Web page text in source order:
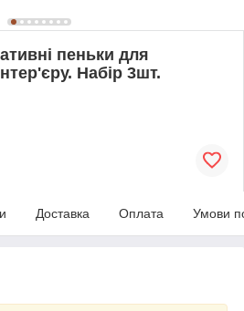
пеньки для
Набір 3шт.
Доставка Оплата Умови